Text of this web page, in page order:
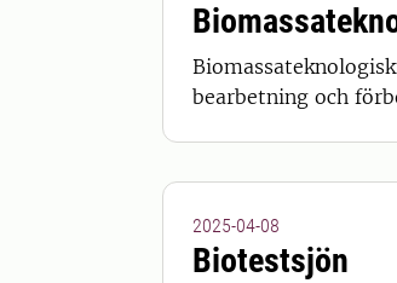
bearbetning och
2025-04-08
Biotestsjön